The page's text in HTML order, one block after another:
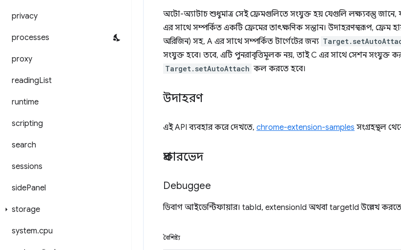
privacy
processes
proxy
readingList
runtime
scripting
search
sessions
sidePanel
storage
system.cpu
অটো-অ্যাটাচ শুধুমাত্র সেই ফ্রেমগুলিতে সংযুক্ত হয় যেগুলি লক্ষ্যবস্তু জানে,
এর সাথে সম্পর্কিত একটি ফ্রেমের তাৎক্ষণিক সন্তান। উদাহরণস্বরূপ, ফ্রেম
অরিজিন) সহ, A এর সাথে সম্পর্কিত টার্গেটের জন্য
সংযুক্ত হবে। তবে, এটি পুনরাবৃত্তিমূলক নয়, তাই C এর সাথে সেশন সংযুক্ত
Target.setAutoAttach কল করতে হবে।
উদাহরণ
এই API ব্যবহার করে দেখতে, chrome-extension-samples সংগ্রহস্থল
প্রকারভেদ
Debuggee
ডিবাগ আইডেন্টিফায়ার। tabId, extensionId অথবা targetId উল্লেখ করতে
বৈশিষ্ট্য